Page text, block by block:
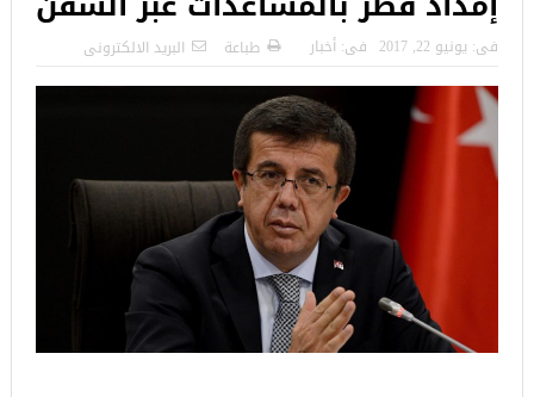
فى: يونيو 22, 2017 فى: أخبار طباعة البريد الالكترونى